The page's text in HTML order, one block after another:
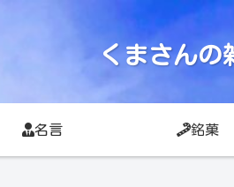
くまさんの
名言 銘菓